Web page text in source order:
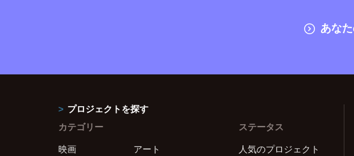
あな
プロジェクトを探す
カテゴリー
映画
アート
ステータス
人気のプロジェクト